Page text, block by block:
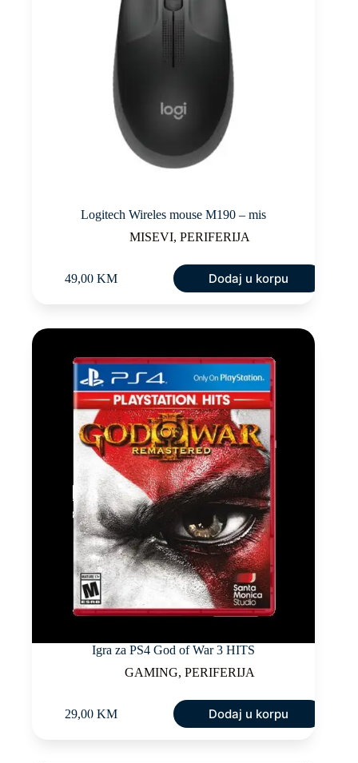
Logitech Wireles mouse M190 – mis
MISEVI, PERIFERIJA
49,00 KM Dodaj u korpu
Igra za PS4 God of War 3 HITS
GAMING, PERIFERIJA
29,00 KM Dodaj u korpu